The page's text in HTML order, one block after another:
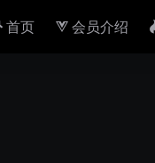
首页 会员介绍